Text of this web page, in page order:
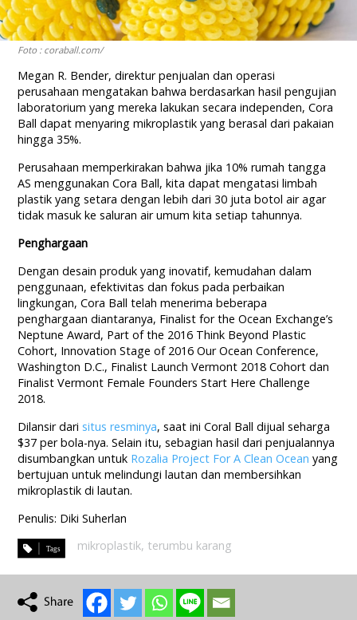
Foto : coraball.com/
Megan R. Bender, direktur penjualan dan operasi
perusahaan mengatakan bahwa berdasarkan hasil pengujian
laboratorium yang mereka lakukan secara independen, Cora
Ball dapat menyaring mikroplastik yang berasal dari pakaian
hingga 35%.
Perusahaan memperkirakan bahwa jika 10% rumah tangga
AS menggunakan Cora Ball, kita dapat mengatasi limbah
plastik yang setara dengan lebih dari 30 juta botol air agar
tidak masuk ke saluran air umum kita setiap tahunnya.
Penghargaan
Dengan desain produk yang inovatif, kemudahan dalam
penggunaan, efektivitas dan fokus pada perbaikan
lingkungan, Cora Ball telah menerima beberapa
penghargaan diantaranya, Finalist for the Ocean Exchange’s
Neptune Award, Part of the 2016 Think Beyond Plastic
Cohort, Innovation Stage of 2016 Our Ocean Conference,
Washington D.C., Finalist Launch Vermont 2018 Cohort dan
Finalist Vermont Female Founders Start Here Challenge
2018.
Dilansir dari situs resminya, saat ini Coral Ball dijual seharga
$37 per bola-nya. Selain itu, sebagian hasil dari penjualannya
disumbangkan untuk Rozalia Project For A Clean Ocean yang
bertujuan untuk melindungi lautan dan membersihkan
mikroplastik di lautan.
Penulis: Diki Suherlan
mikroplastik, terumbu karang